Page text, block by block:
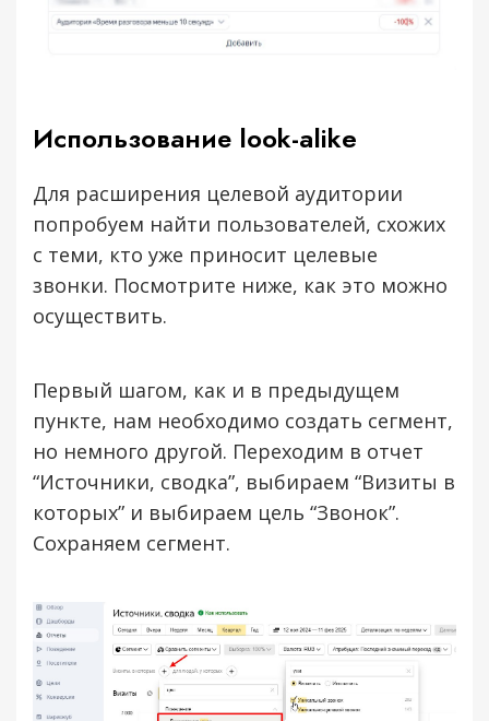
Использование look-alike
Для расширения целевой аудитории
попробуем найти пользователей, схожих
с теми, кто уже приносит целевые
звонки. Посмотрите ниже, как это можно
осуществить.
Первый шагом, как и в предыдущем
пункте, нам необходимо создать сегмент,
но немного другой. Переходим в отчет
“Источники, сводка”, выбираем “Визиты в
которых” и выбираем цель “Звонок”.
Сохраняем сегмент.